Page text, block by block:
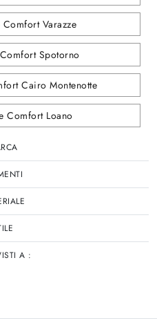
Varazze
Spotorno
Cairo Montenotte
Comfort Loano
A :